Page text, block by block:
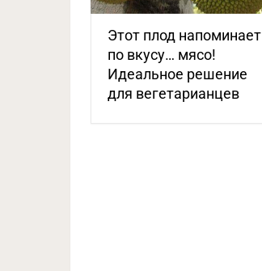
Этот плод напоминает
по вкусу… мясо!
Идеальное решение
для вегетарианцев